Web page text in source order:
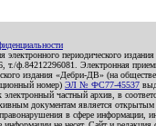
электронного периодического
т./ф.84212296081. Электронная
издания «Дебри-ДВ»
номер) ЭЛ № ФС77-45537
частный архив, в
документам является
правонарушения в сфере